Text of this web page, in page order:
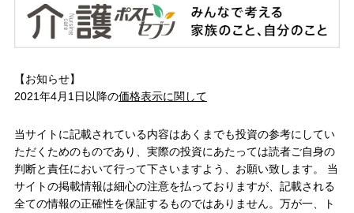
【お知らせ】
2021年4月1日以降の価格表示に関して
当サイトに記載されている内容はあくまでも投資の参考にしてい
ただくためのものであり、実際の投資にあたっては読者ご自身の
判断と責任において行って下さいますよう、お願い致します。 当
サイトの掲載情報は細心の注意を払っておりますが、記載される
全ての情報の正確性を保証するものではありません。万が一、ト